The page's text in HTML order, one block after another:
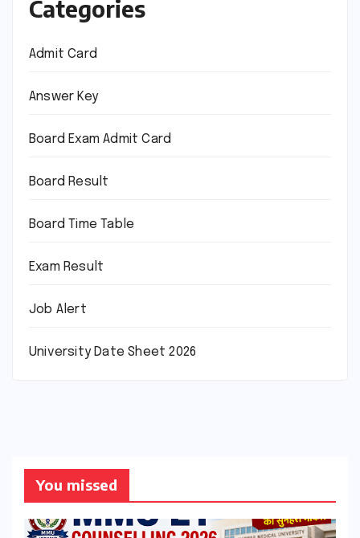
Categories
Admit Card
Answer Key
Board Exam Admit Card
Board Result
Board Time Table
Exam Result
Job Alert
University Date Sheet 2026
You missed